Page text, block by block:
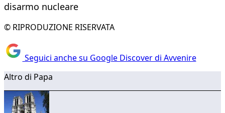
disarmo nucleare
© RIPRODUZIONE RISERVATA
Seguici anche su Google Discover di Avvenire
Altro di Papa